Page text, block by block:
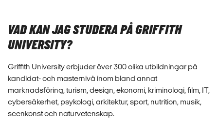
VAD KAN JAG STUDERA PÅ GRIFFITH
UNIVERSITY?
Griffith University erbjuder över 300 olika utbildningar på
kandidat- och masternivå inom bland annat
marknadsföring, turism, design, ekonomi, kriminologi, film, IT,
cybersäkerhet, psykologi, arkitektur, sport, nutrition, musik,
scenkonst och naturvetenskap.